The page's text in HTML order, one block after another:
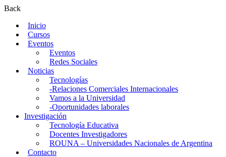
Back
Inicio
Cursos
Eventos
Eventos
Redes Sociales
Noticias
Tecnologías
-Relaciones Comerciales Internacionales
Vamos a la Universidad
-Oportunidades laborales
Investigación
Tecnología Educativa
Docentes Investigadores
ROUNA – Universidades Nacionales de Argentina
Contacto